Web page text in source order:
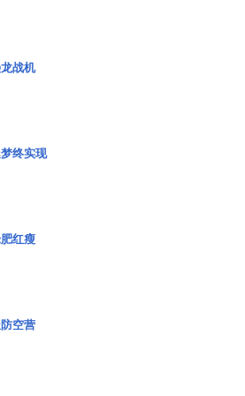
战机
终实现
红瘦
空营